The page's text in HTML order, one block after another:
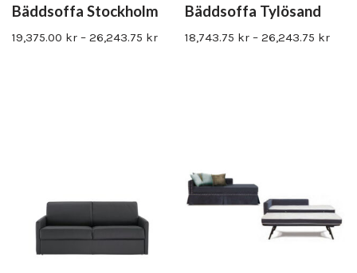
Bäddsoffa Stockholm
19,375.00 kr – 26,243.75 kr
Bäddsoffa Tylösand
18,743.75 kr – 26,243.75 kr